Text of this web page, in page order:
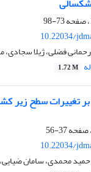
73-98
10.22034/
فضلی، ژیلا
1.72 M
بر تغییرات سطح
37-56
10.22034/
محمدی، سامان